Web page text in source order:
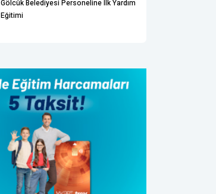
Gölcük Belediyesi Personeline Ilk Yardım
Eğitimi